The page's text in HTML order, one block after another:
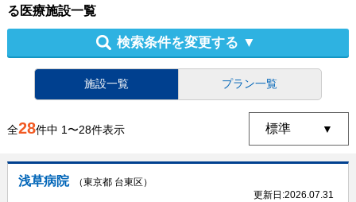
る医療施設一覧
検索条件を変更する ▼
施設一覧 プラン一覧
全28件中 1〜28件表示
浅草病院
（東京都 台東区）
更新日:2026.07.31